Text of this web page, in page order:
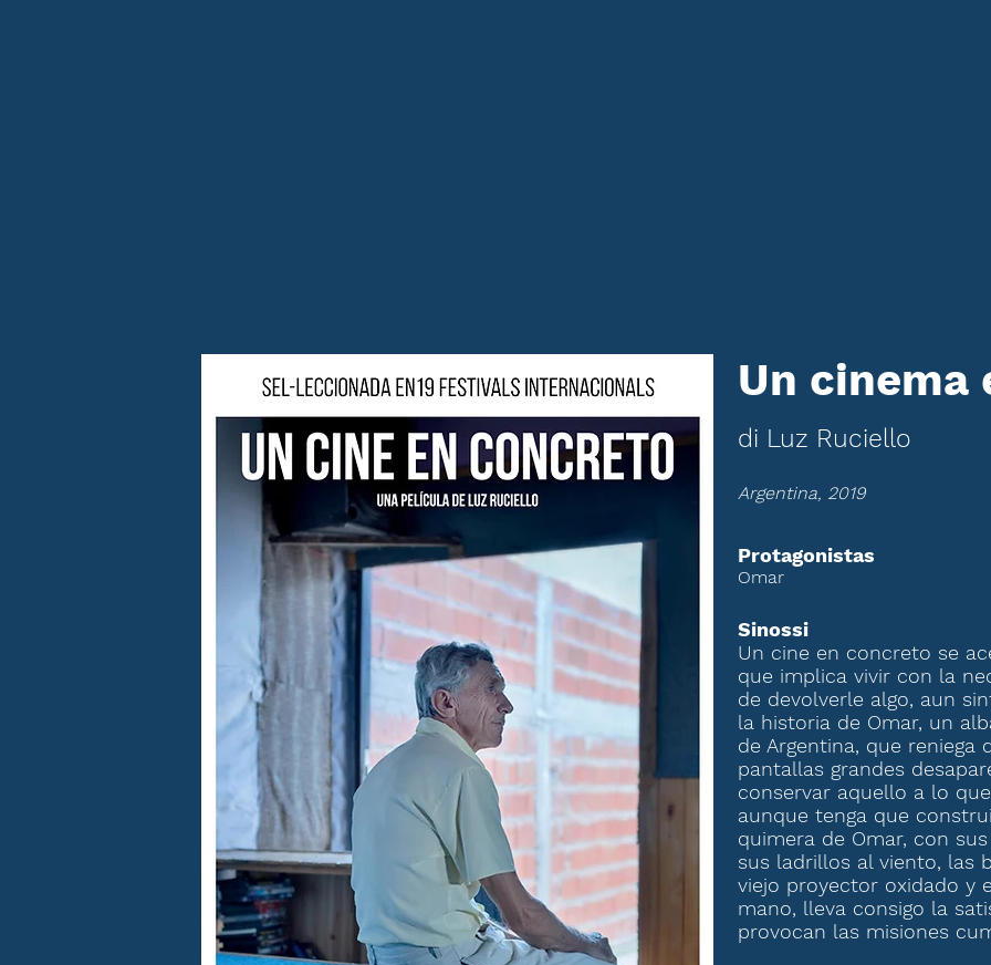
Un cinema
di Luz Ruciello
Argentina, 2019
Protagonistas
Omar
Sinossi
Un cine en concreto se
que implica vivir con la
de devolverle algo, aun
la historia de Omar, un
de Argentina, que reniega
pantallas grandes
conservar aquello a lo
aunque tenga que
quimera de Omar, con
sus ladrillos al viento, las
viejo proyector oxidado y
mano, lleva consigo la
provocan las misiones